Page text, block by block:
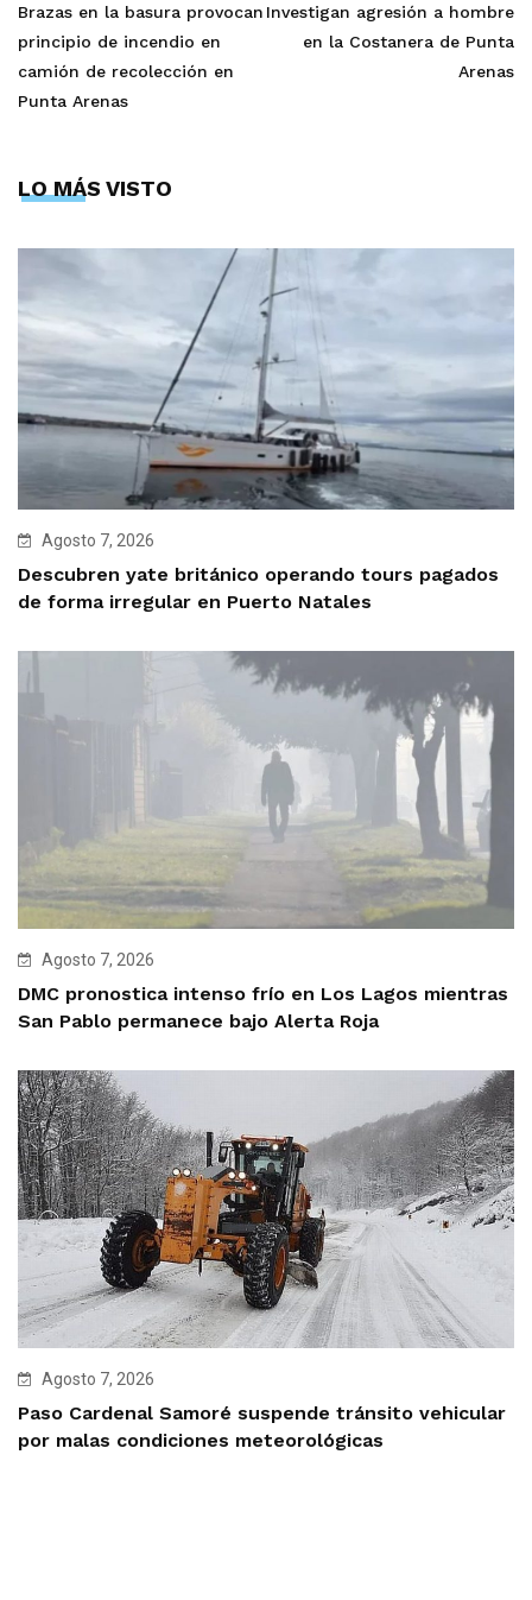
Brazas en la basura provocan
principio de incendio en
camión de recolección en
Punta Arenas
Investigan agresión a hombre
en la Costanera de Punta
Arenas
LO MÁS VISTO
Agosto 7, 2026
Descubren yate británico operando tours pagados
de forma irregular en Puerto Natales
Agosto 7, 2026
DMC pronostica intenso frío en Los Lagos mientras
San Pablo permanece bajo Alerta Roja
Agosto 7, 2026
Paso Cardenal Samoré suspende tránsito vehicular
por malas condiciones meteorológicas